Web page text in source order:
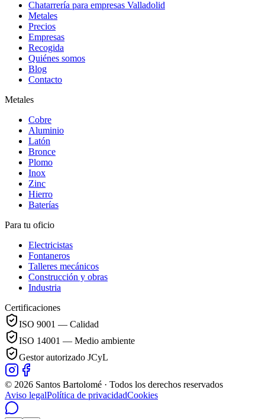
Chatarrería para empresas Valladolid
Metales
Precios
Empresas
Recogida
Quiénes somos
Blog
Contacto
Metales
Cobre
Aluminio
Latón
Bronce
Plomo
Inox
Zinc
Hierro
Baterías
Para tu oficio
Electricistas
Fontaneros
Talleres mecánicos
Construcción y obras
Industria
Certificaciones
ISO 9001 — Calidad
ISO 14001 — Medio ambiente
Gestor autorizado JCyL
© 2026 Santos Bartolomé · Todos los derechos reservados
Aviso legalPolítica de privacidadCookies